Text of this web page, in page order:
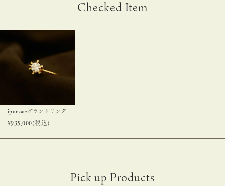
Checked Item
ipunouzグランドリング
¥935,000(税込)